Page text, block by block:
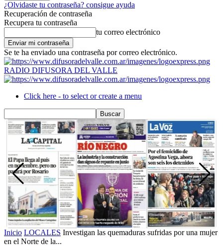
¿Olvidaste tu contraseña? consigue ayuda
Recuperación de contraseña
Recupera tu contraseña
tu correo electrónico
Se te ha enviado una contraseña por correo electrónico.
RADIO DIFUSORA DEL VALLE
Click here - to select or create a menu
Inicio LOCALES Investigan las quemaduras sufridas por una mujer
en el Norte de la...